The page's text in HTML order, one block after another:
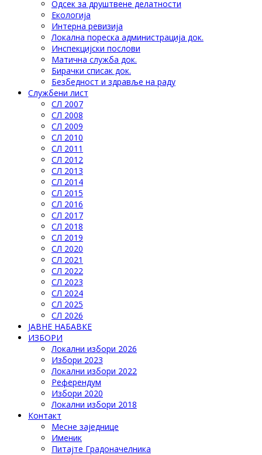
Одсек за друштвене делатности
Eкологија
Интерна ревизија
Локална пореска администрација док.
Инспекцијски послови
Матична служба док.
Бирачки списак док.
Безбедност и здравље на раду
Службени лист
СЛ 2007
СЛ 2008
СЛ 2009
СЛ 2010
СЛ 2011
СЛ 2012
СЛ 2013
СЛ 2014
СЛ 2015
СЛ 2016
СЛ 2017
СЛ 2018
СЛ 2019
СЛ 2020
СЛ 2021
СЛ 2022
СЛ 2023
СЛ 2024
СЛ 2025
СЛ 2026
ЈАВНЕ НАБАВКЕ
ИЗБОРИ
Локални избори 2026
Избори 2023
Локални избори 2022
Референдум
Избори 2020
Локални избори 2018
Контакт
Месне заједнице
Именик
Питајте Градоначелника